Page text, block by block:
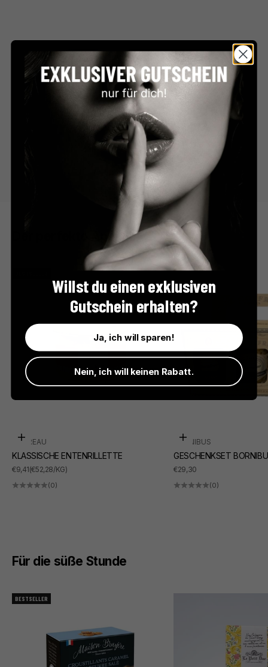
Der perfekte Apéro
In den Warenkorb
SUDREAU
KLASSISCHE ENTENRILLETTE
ANGEBOT
€9,41(€52,28/KG)
(0)
In den Warenkorb
BORNIBUS
GESCHENKSET
ANGEBOT
€29,30
(0)
Für die süße Stunde
BESTSELLER
Willst du einen exklusiven
Gutschein erhalten?
Ja, ich will sparen!
Nein, ich will keinen Rabatt.